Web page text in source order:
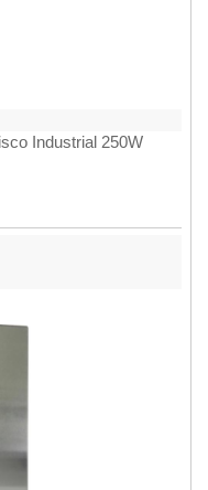
Industrial 250W